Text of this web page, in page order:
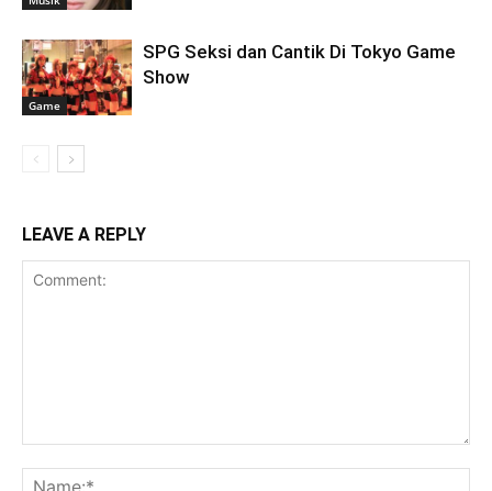
Game
SPG Seksi dan Cantik Di Tokyo Game
Show
LEAVE A REPLY